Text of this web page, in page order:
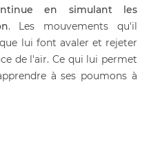
en simulant les
. Les mouvements qu'il
lui font avaler et rejeter
de l'air. Ce qui lui permet
à ses poumons à